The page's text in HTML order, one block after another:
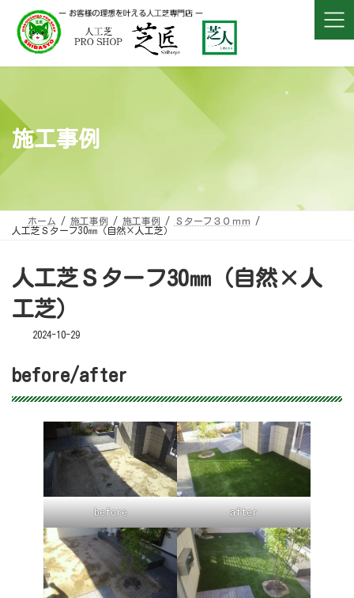
プ
動
施工事例
ホーム 施工事例 施工事例
Ｓターフ３０ｍｍ
人工芝Ｓターフ30㎜（自然×人工芝）
人工芝Ｓターフ30㎜（自然×人
工芝）
2024-10-29
before/after
before after